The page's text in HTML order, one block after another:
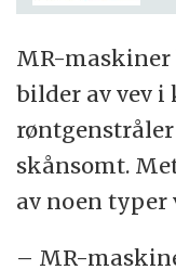
MR-
bilder av vev
skånsomt.
av noen typer
– MR-